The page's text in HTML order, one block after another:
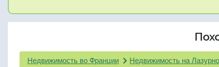
Недвижимость во Франции Недвижимость на